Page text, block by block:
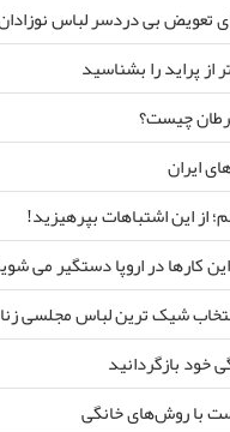
تعویض بی دردسر لباس
چیست؟
ایران
از این اشتباهات بپرهیزید!
کارها در اروپا دستگیر می
شیک ترین لباس مجلسی
خود بازگردانید
با روش‌های خانگی